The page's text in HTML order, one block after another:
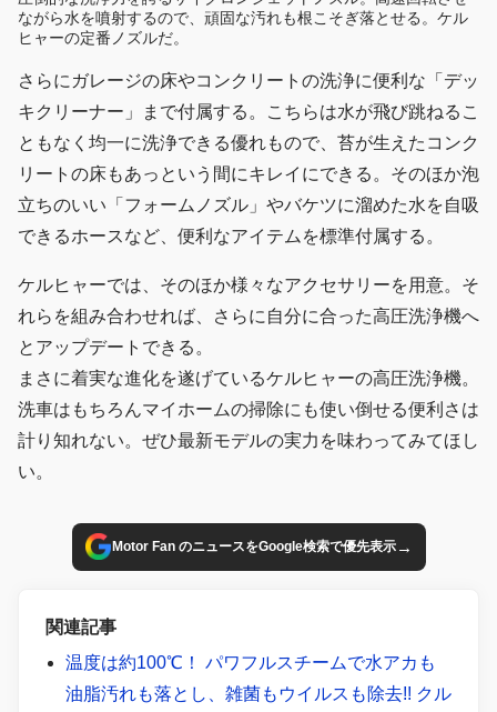
ながら水を噴射するので、頑固な汚れも根こそぎ落とせる。ケル
ヒャーの定番ノズルだ。
さらにガレージの床やコンクリートの洗浄に便利な「デッ
キクリーナー」まで付属する。こちらは水が飛び跳ねるこ
ともなく均一に洗浄できる優れもので、苔が生えたコンク
リートの床もあっという間にキレイにできる。そのほか泡
立ちのいい「フォームノズル」やバケツに溜めた水を自吸
できるホースなど、便利なアイテムを標準付属する。
ケルヒャーでは、そのほか様々なアクセサリーを用意。そ
れらを組み合わせれば、さらに自分に合った高圧洗浄機へ
とアップデートできる。
まさに着実な進化を遂げているケルヒャーの高圧洗浄機。
洗車はもちろんマイホームの掃除にも使い倒せる便利さは
計り知れない。ぜひ最新モデルの実力を味わってみてほし
い。
Motor Fan のニュースをGoogle検索で優先表示→
関連記事
温度は約100℃！ パワフルスチームで水アカも
油脂汚れも落とし、雑菌もウイルスも除去!! クル